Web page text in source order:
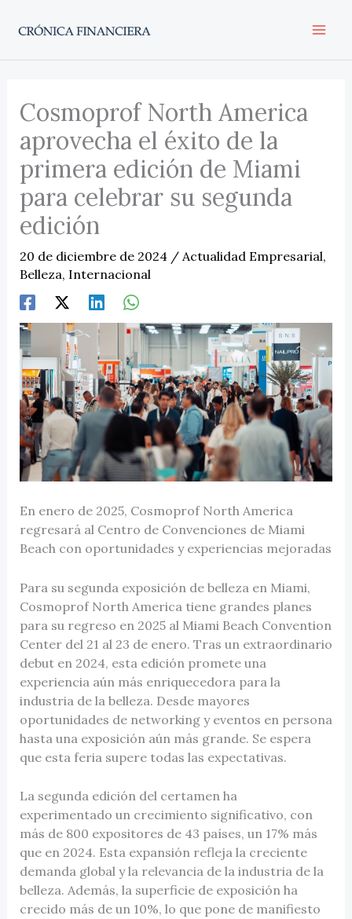
Cosmoprof North America
aprovecha el éxito de la
primera edición de Miami
para celebrar su segunda
edición
20 de diciembre de 2024 / Actualidad Empresarial,
Belleza, Internacional
En enero de 2025, Cosmoprof North America
regresará al Centro de Convenciones de Miami
Beach con oportunidades y experiencias mejoradas
Para su segunda exposición de belleza en Miami,
Cosmoprof North America tiene grandes planes
para su regreso en 2025 al Miami Beach Convention
Center del 21 al 23 de enero. Tras un extraordinario
debut en 2024, esta edición promete una
experiencia aún más enriquecedora para la
industria de la belleza. Desde mayores
oportunidades de networking y eventos en persona
hasta una exposición aún más grande. Se espera
que esta feria supere todas las expectativas.
La segunda edición del certamen ha
experimentado un crecimiento significativo, con
más de 800 expositores de 43 países, un 17% más
que en 2024. Esta expansión refleja la creciente
demanda global y la relevancia de la industria de la
belleza. Además, la superficie de exposición ha
crecido más de un 10%, lo que pone de manifiesto